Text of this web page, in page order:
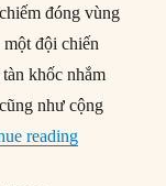
đóng vùng
đội chiến
khốc nhắm
như cộng
reading“15/10/